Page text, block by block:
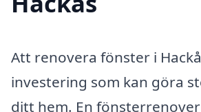
Att renovera fönster i
investering som kan göra
ditt hem. En